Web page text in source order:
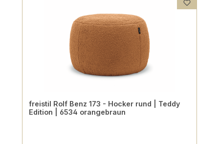
freistil Rolf Benz 173 - Hocker rund | Teddy
Edition | 6534 orangebraun